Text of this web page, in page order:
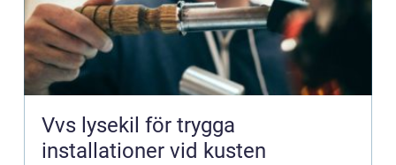
Vvs lysekil för trygga
installationer vid kusten